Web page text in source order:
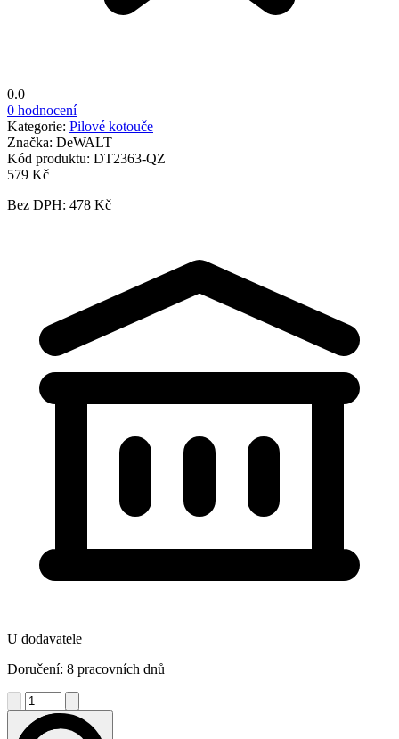
0.0
0 hodnocení
Kategorie: Pilové kotouče
Značka: DeWALT
Kód produktu: DT2363-QZ
579 Kč
Bez DPH: 478 Kč
U dodavatele
Doručení: 8 pracovních dnů